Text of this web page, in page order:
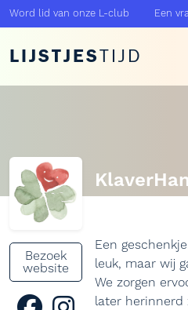
Word lid van onze L-club Een
LIJSTJESTIJD
Bezoek
website
Een
leuk, maar wij
We zorgen
later herinnerd